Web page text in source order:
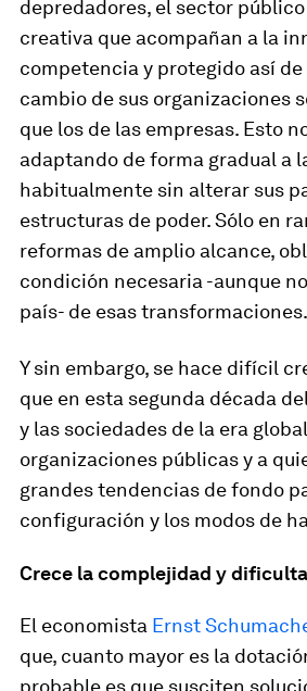
depredadores, el sector
creativa que acompañan a la
competencia y protegido así
cambio de sus organizaciones
que los de las empresas. Esto
adaptando de forma gradual a
habitualmente sin alterar sus
estructuras de poder. Sólo en
reformas de amplio alcance,
condición necesaria -aunque
país- de esas transformaciones.
Y sin embargo, se hace difícil
que en esta segunda década
y las sociedades de la era
organizaciones públicas y a
grandes tendencias de fondo
configuración y los modos de
Crece la complejidad y
El economista Ernst
que, cuanto mayor es la
probable es que susciten